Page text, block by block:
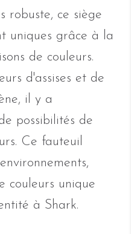
robuste, ce siège
uniques grâce à la
de couleurs.
d'assises et de
il y a
possibilités de
Ce fauteuil
couleurs unique
à Shark.